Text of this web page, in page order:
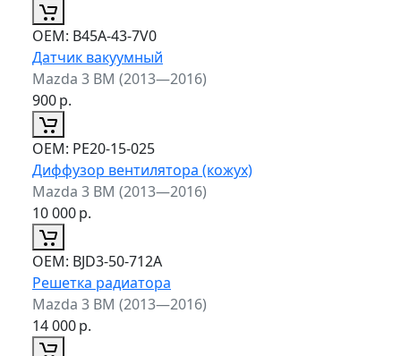
ОЕМ: B45A-43-7V0
Датчик вакуумный
Mazda 3 BM (2013—2016)
900р.
ОЕМ: PE20-15-025
Диффузор вентилятора (кожух)
Mazda 3 BM (2013—2016)
10 000р.
ОЕМ: BJD3-50-712A
Решетка радиатора
Mazda 3 BM (2013—2016)
14 000р.